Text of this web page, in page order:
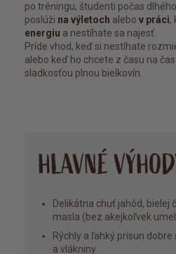
po tréningu, študenti počas
poslúži na výletoch alebo v práci,
energiu a nestíhate sa najesť.
Príde vhod, keď si nestíhate
alebo keď ho chcete z času na
sladkosťou plnou bielkovín.
HLAVNÉ
Delikátna chuť jahôd, bielej
masla (bez akejkoľvek
Rýchly a ľahký prísun
a vlákniny.